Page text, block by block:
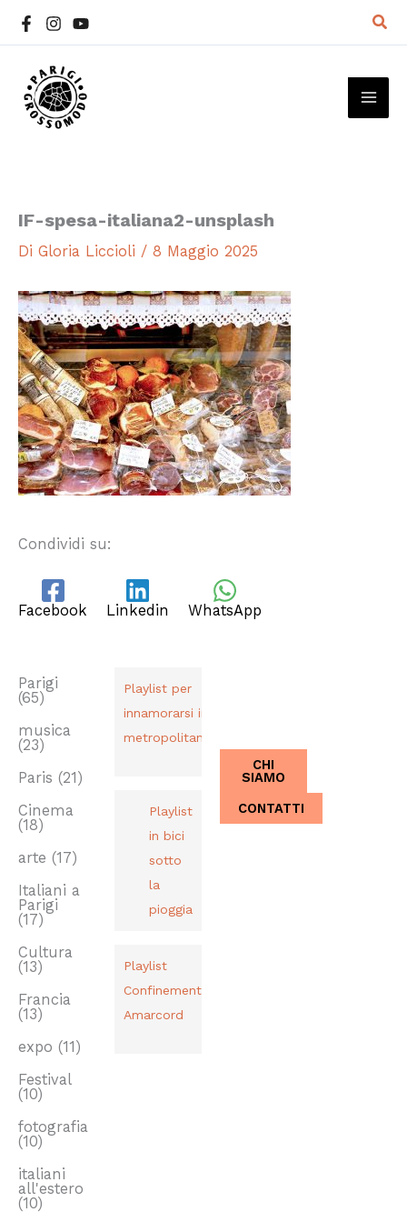
IF-spesa-italiana2-unsplash
Di Gloria Liccioli / 8 Maggio 2025
Condividi su:
Facebook Linkedin WhatsApp
CHI
SIAMO
CONTATTI
Playlist per
innamorarsi in
metropolitana
Playlist
in bici
sotto
la
pioggia
Playlist
Confinement
Amarcord
Parigi
(65)
musica
(23)
Paris(21)
Cinema
(18)
arte(17)
Italiani a
Parigi
(17)
Cultura
(13)
Francia
(13)
expo(11)
Festival
(10)
fotografia
(10)
italiani
all'estero
(10)